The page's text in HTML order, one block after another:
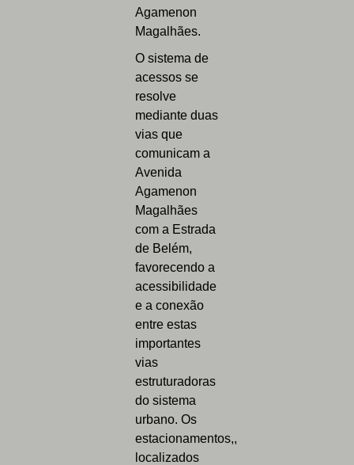
Agamenon
Magalhães.
O sistema de
acessos se
resolve
mediante duas
vias que
comunicam a
Avenida
Agamenon
Magalhães
com a Estrada
de Belém,
favorecendo a
acessibilidade
e a conexão
entre estas
importantes
vias
estruturadoras
do sistema
urbano. Os
estacionamentos,,
localizados